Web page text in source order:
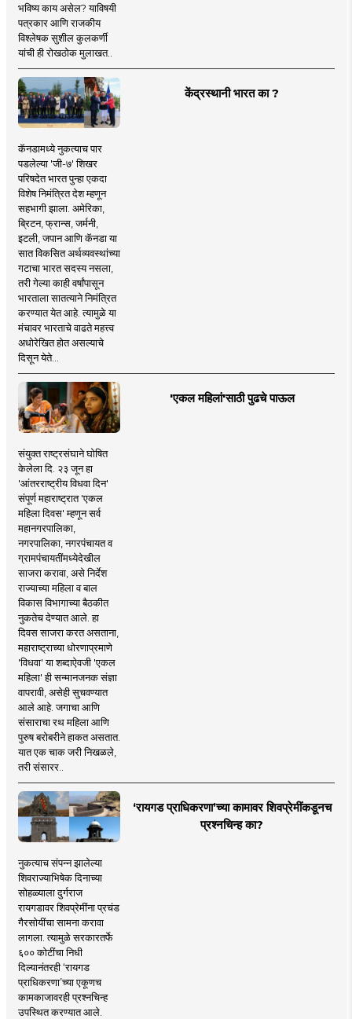
भविष्य काय असेल? याविषयी
पत्रकार आणि राजकीय
विश्लेषक सुशील कुलकर्णी
यांची ही रोखठोक मुलाखत..
केंद्रस्थानी भारत का ?
कॅनडामध्ये नुकत्याच पार
पडलेल्या 'जी-७' शिखर
परिषदेत भारत पुन्हा एकदा
विशेष निमंत्रित देश म्हणून
सहभागी झाला. अमेरिका,
ब्रिटन, फ्रान्स, जर्मनी,
इटली, जपान आणि कॅनडा या
सात विकसित अर्थव्यवस्थांच्या
गटाचा भारत सदस्य नसला,
तरी गेल्या काही वर्षांपासून
भारताला सातत्याने निमंत्रित
करण्यात येत आहे. त्यामुळे या
मंचावर भारताचे वाढते महत्त्व
अधोरेखित होत असल्याचे
दिसून येते...
'एकल महिलां'साठी पुढचे पाऊल
संयुक्त राष्ट्रसंघाने घोषित
केलेला दि. २३ जून हा
'आंतरराष्ट्रीय विधवा दिन'
संपूर्ण महाराष्ट्रात 'एकल
महिला दिवस' म्हणून सर्व
महानगरपालिका,
नगरपालिका, नगरपंचायत व
ग्रामपंचायतींमध्येदेखील
साजरा करावा, असे निर्देश
राज्याच्या महिला व बाल
विकास विभागाच्या बैठकीत
नुकतेच देण्यात आले. हा
दिवस साजरा करत असताना,
महाराष्ट्राच्या धोरणाप्रमाणे
'विधवा' या शब्दाऐवजी 'एकल
महिला' ही सन्मानजनक संज्ञा
वापरावी, असेही सुचवण्यात
आले आहे. जगाचा आणि
संसाराचा रथ महिला आणि
पुरुष बरोबरीने हाकत असतात.
यात एक चाक जरी निखळले,
तरी संसारर..
‘रायगड प्राधिकरणा’च्या कामावर शिवप्रेमींकडूनच
प्रश्नचिन्ह का?
नुकत्याच संपन्न झालेल्या
शिवराज्याभिषेक दिनाच्या
सोहळ्याला दुर्गराज
रायगडावर शिवप्रेमींना प्रचंड
गैरसोयींचा सामना करावा
लागला. त्यामुळे सरकारतर्फे
६०० कोटींचा निधी
दिल्यानंतरही ‘रायगड
प्राधिकरणा’च्या एकूणच
कामकाजावरही प्रश्नचिन्ह
उपस्थित करण्यात आले.